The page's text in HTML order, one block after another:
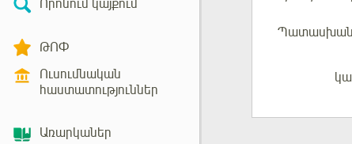
Որոնում կայքում
ԹՈՓ
Ուսումնական
հաստատություններ
Առարկաներ